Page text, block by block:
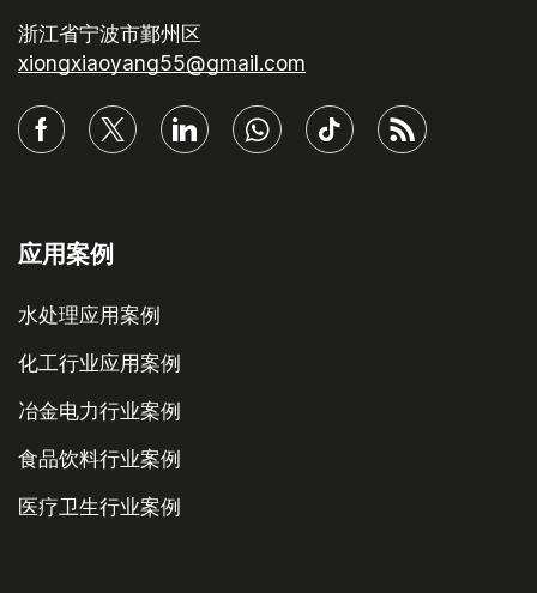
浙江省宁波市鄞州区
xiongxiaoyang55@gmail.com
应用案例
水处理应用案例
化工行业应用案例
冶金电力行业案例
食品饮料行业案例
医疗卫生行业案例